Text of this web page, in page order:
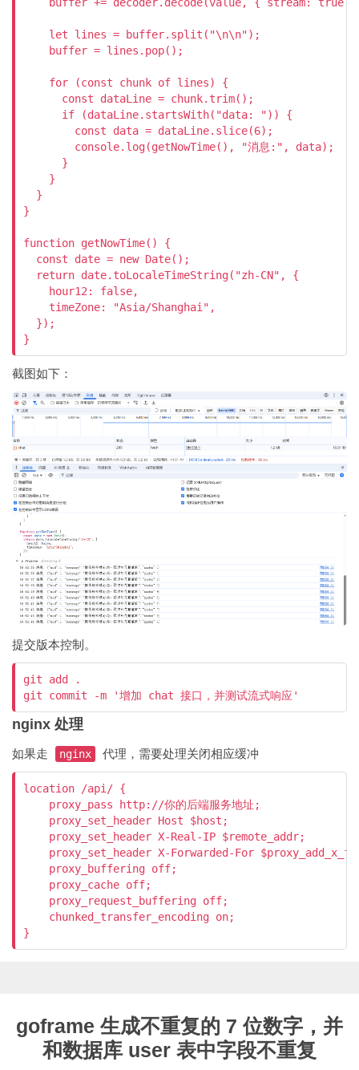
    let lines = buffer.split("\n\n");
    buffer = lines.pop();
    for (const chunk of lines) {
      const dataLine = chunk.trim();
      if (dataLine.startsWith("data: ")) {
        const data = dataLine.slice(6);
        console.log(getNowTime(), "消息:", data);
      }
    }
  }
}
function getNowTime() {
  const date = new Date();
  return date.toLocaleTimeString("zh-CN", {
    hour12: false,
    timeZone: "Asia/Shanghai",
  });
}
截图如下：
提交版本控制。
git add .
git commit -m '增加 chat 接口，并测试流式响应'
nginx 处理
如果走 nginx 代理，需要处理关闭相应缓冲
location /api/ {
    proxy_pass http://你的后端服务地址;
    proxy_set_header Host $host;
    proxy_set_header X-Real-IP $remote_addr;
proxy_set_header X-Forwarded-For
    proxy_buffering off;
    proxy_cache off;
    proxy_request_buffering off;
    chunked_transfer_encoding on;
}
goframe 生成不重复的 7 位数字，并
和数据库 user 表中字段不重复